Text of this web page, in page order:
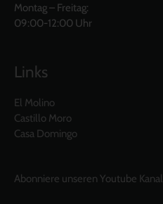
Montag – Freitag:
09:00-12:00 Uhr
Links
El Molino
Castillo Moro
Casa Domingo
Abonniere unseren Youtube Kanal